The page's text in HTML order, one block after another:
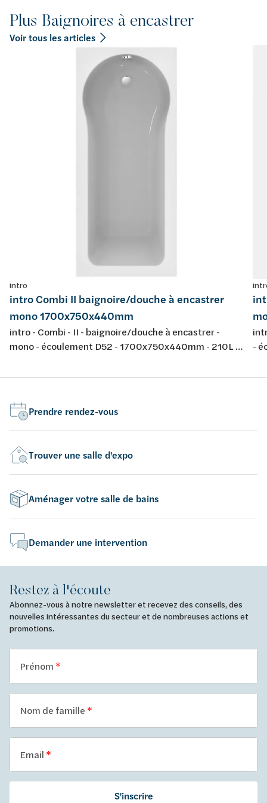
Plus Baignoires à encastrer
Voir tous les articles
intro
intro Combi II baignoire/douche à encastrer
mono 1700x750x440mm
intro - Combi - II - baignoire/douche à encastrer -
mono - écoulement D52 - 1700x750x440mm - 210L -
conforme aux normes européennes EN 198 , EN 232 &
-
Prendre rendez-vous
Trouver une salle d'expo
Aménager votre salle de bains
Demander une intervention
Restez à l'écoute
Abonnez-vous à notre newsletter et recevez des conseils, des
nouvelles intéressantes du secteur et de nombreuses actions et
promotions.
Prénom
Nom de famille
Email
S'inscrire